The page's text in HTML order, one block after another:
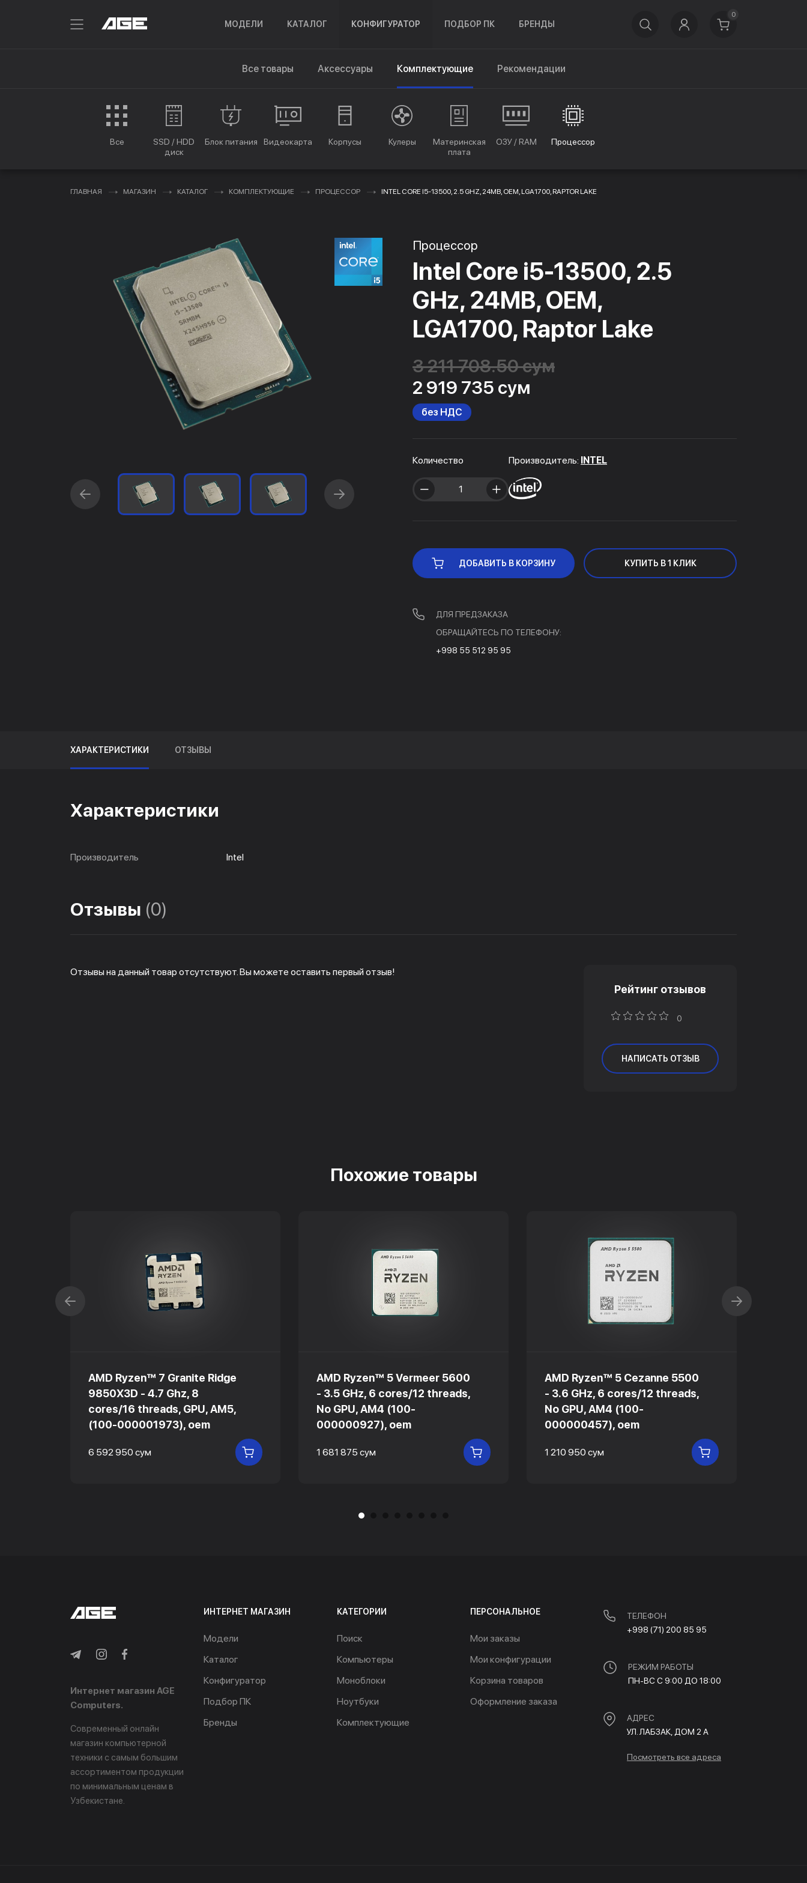
МОДЕЛИ КАТАЛОГ КОНФИГУРАТОР ПОДБОР ПК БРЕНДЫ
0
Все товары Аксессуары Комплектующие Рекомендации
Все
SSD / HDD
диск
Блок питания Видеокарта Корпусы Кулеры
Материнская
плата
ОЗУ / RAM Процессор
ГЛАВНАЯ МАГАЗИН КАТАЛОГ КОМПЛЕКТУЮЩИЕ ПРОЦЕССОР INTEL CORE I5-13500, 2.5 GHZ, 24MB, OEM, LGA1700, RAPTOR LAKE
Процессор
Intel Core i5-13500, 2.5
GHz, 24MB, OEM,
LGA1700, Raptor Lake
3 211 708.50 сум
2 919 735 сум
без НДС
Количество Производитель: INTEL
ДОБАВИТЬ В КОРЗИНУ КУПИТЬ В 1 КЛИК
ДЛЯ ПРЕДЗАКАЗА
ОБРАЩАЙТЕСЬ ПО ТЕЛЕФОНУ:
+998 55 512 95 95
ХАРАКТЕРИСТИКИ ОТЗЫВЫ
Характеристики
Производитель Intel
Отзывы (0)
Отзывы на данный товар отсутствуют. Вы можете оставить первый отзыв!
Рейтинг отзывов
0
НАПИСАТЬ ОТЗЫВ
Похожие товары
AMD Ryzen™ 7 Granite Ridge
9850X3D - 4.7 Ghz, 8
cores/16 threads, GPU, AM5,
(100-000001973), oem
6 592 950 сум В КОРЗИНУ
AMD Ryzen™ 5 Vermeer 5600
- 3.5 GHz, 6 cores/12 threads,
No GPU, AM4 (100-
000000927), oem
1 681 875 сум В КОРЗИНУ
AMD Ryzen™ 5 Cezanne 5500
- 3.6 GHz, 6 cores/12 threads,
No GPU, AM4 (100-
000000457), oem
1 210 950 сум В КОРЗИНУ
Интернет магазин AGE
Computers.
Современный онлайн
магазин компьютерной
техники с самым большим
ассортиментом продукции
по минимальным ценам в
Узбекистане.
ИНТЕРНЕТ МАГАЗИН
Модели
Каталог
Конфигуратор
Подбор ПК
Бренды
КАТЕГОРИИ
Поиск
Компьютеры
Моноблоки
Ноутбуки
Комплектующие
ПЕРСОНАЛЬНОЕ
Мои заказы
Мои конфигурации
Корзина товаров
Оформление заказа
ТЕЛЕФОН
+998 (71) 200 85 95
РЕЖИМ РАБОТЫ
ПН-ВС С 9:00 ДО 18:00
АДРЕС
УЛ. ЛАБЗАК, ДОМ 2 A
Посмотреть все адреса